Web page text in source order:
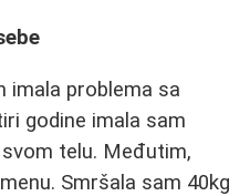
imala problema sa
godine imala sam
telu. Međutim,
Smršala sam 40kg